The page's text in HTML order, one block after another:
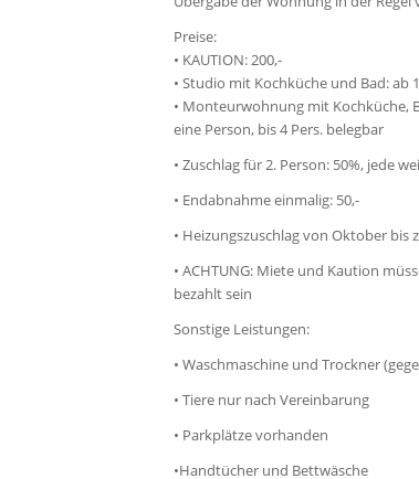
Preise:
• KAUTION: 200,-
• Studio mit Kochküche und Bad: ab
• Monteurwohnung mit Kochküche,
eine Person, bis 4 Pers. belegbar
• Zuschlag für 2. Person: 50%, jede
• Endabnahme einmalig: 50,-
• Heizungszuschlag von Oktober bis
• ACHTUNG: Miete und Kaution
bezahlt sein
Sonstige Leistungen:
• Waschmaschine und Trockner
• Tiere nur nach Vereinbarung
• Parkplätze vorhanden
•Handtücher und Bettwäsche